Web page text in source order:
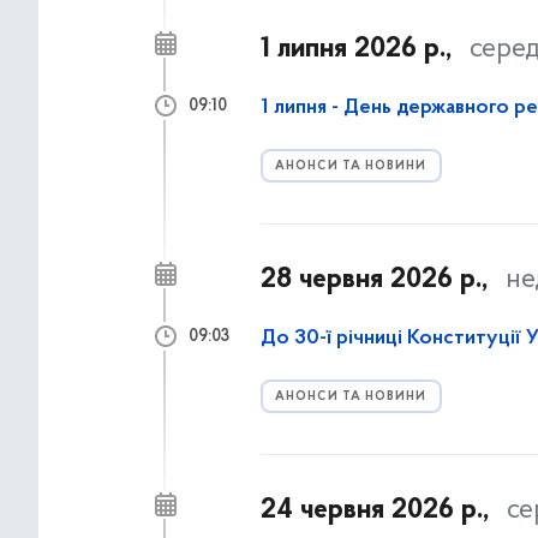
1 липня 2026 р.,
1 липня - День державного
АНОНСИ ТА НОВИНИ
09:10
28 червня 2026 р.,
До 30-ї річниці Конституції
АНОНСИ ТА НОВИНИ
09:03
24 червня 2026 р.,